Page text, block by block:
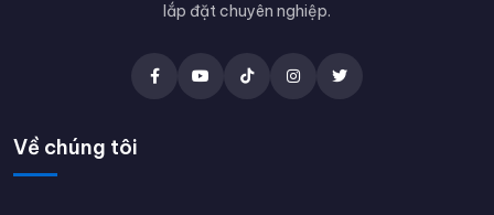
lắp đặt chuyên nghiệp.
Về chúng tôi